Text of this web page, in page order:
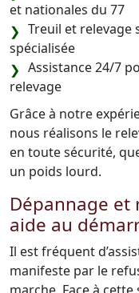
et nationales du 77
Treuil et
spécialisée
Assistance 24/7
relevage
Grâce à notre
nous réalisons le
en toute sécurité,
un poids lourd.
Dépannage
aide au
Il est fréquent
manifeste par le